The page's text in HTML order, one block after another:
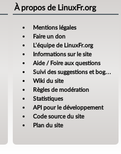
À propos de LinuxFr.org
Mentions légales
Faire un don
L’équipe de LinuxFr.org
Informations sur le site
Aide / Foire aux questions
Suivi des suggestions et bogues
Wiki du site
Règles de modération
Statistiques
API pour le développement
Code source du site
Plan du site